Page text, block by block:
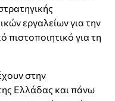
εργαλείων για την
πιστοποιητικό για τη
στην
Ελλάδας και πάνω